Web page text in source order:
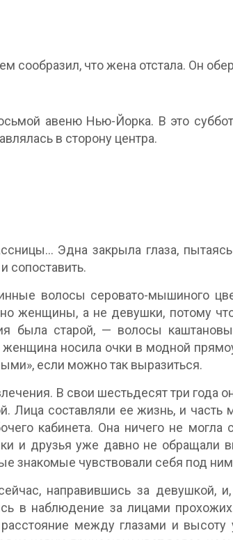
сообразил, что жена отстала. Он
авеню Нью-Йорка. В это
в сторону центра.
Эдна закрыла глаза,
сопоставить.
волосы серовато-мышиного
женщины, а не девушки, потому
была старой, — волосы
носила очки в модной
если можно так выразиться.
В свои шестьдесят три года
Лица составляли ее жизнь, и часть
кабинета. Она ничего не могла
и друзья уже давно не обращали
знакомые чувствовали себя под
направившись за девушкой,
в наблюдение за лицами
между глазами и высоту